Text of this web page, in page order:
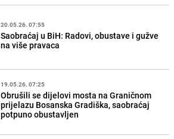
20.05.26. 07:55
Saobraćaj u BiH: Radovi, obustave i gužve
na više pravaca
19.05.26. 07:25
Obrušili se dijelovi mosta na Graničnom
prijelazu Bosanska Gradiška, saobraćaj
potpuno obustavljen